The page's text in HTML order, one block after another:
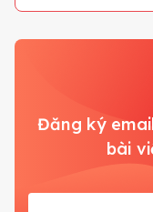
Đăng ký
bài